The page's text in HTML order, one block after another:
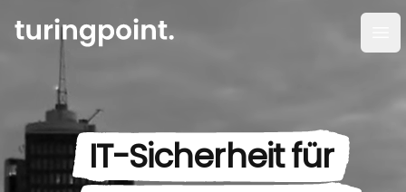
IT-Sicherheit für